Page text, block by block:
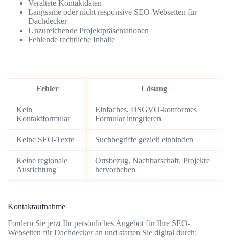
Veraltete Kontaktdaten
Langsame oder nicht responsive SEO-Webseiten für
Dachdecker
Unzureichende Projektpräsentationen
Fehlende rechtliche Inhalte
Fehler Lösung
Kein
Kontaktformular
Einfaches, DSGVO-konformes
Formular integrieren
Keine SEO-Texte Suchbegriffe gezielt einbinden
Keine regionale
Ausrichtung
Ortsbezug, Nachbarschaft, Projekte
hervorheben
Kontaktaufnahme
Fordern Sie jetzt Ihr persönliches Angebot für Ihre SEO-
Webseiten für Dachdecker an und starten Sie digital durch: